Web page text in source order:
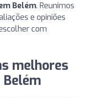
Belém. Reunimos
e opiniões
com
melhores